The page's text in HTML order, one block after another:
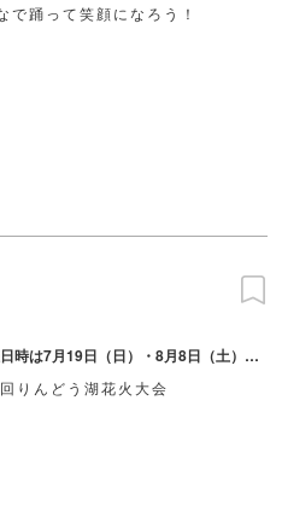
で踊って笑顔になろう！
2026/07/19(日) ～ 09/21(月・祝) 開催日時は7月19日（日）・8月8日（土）・8月13日（木）・8月14日（金）・8月15日（土）・8月22日（土）19時30分～20時、9月20日（日）・9月21日（月・祝）19時～19時30分。
りんどう湖花火大会